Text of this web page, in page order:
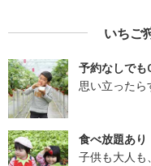
いちご
予約なしでも
思い立ったら
食べ放題あり
子供も大人も